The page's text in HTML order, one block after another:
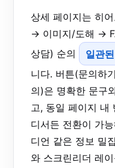
상세 페이지는 히
→ 이미지/도해 →
상담) 순의
일관
니다. 버튼(문의하
의)은 명확한 문구
고, 동일 페이지 내
디서든 전환이 가
디언 같은 정보 밀
와 스크린리더 레